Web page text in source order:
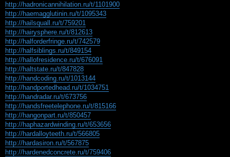
http://hadronicannihilation.ru/t/1101900
http://haemagglutinin.ru/t/1095343
http://hailsquall.ru/t/759201
http://hairysphere.ru/t/812613
http://halforderfringe.ru/t/742579
http://halfsiblings.ru/t/849154
http://hallofresidence.ru/t/676091
http://haltstate.ru/t/847828
http://handcoding.ru/t/1013144
http://handportedhead.ru/t/1034751
http://handradar.ru/t/673756
http://handsfreetelephone.ru/t/815166
http://hangonpart.ru/t/850457
http://haphazardwinding.ru/t/653656
http://hardalloyteeth.ru/t/566805
http://hardasiron.ru/t/567875
http://hardenedconcrete.ru/t/759406